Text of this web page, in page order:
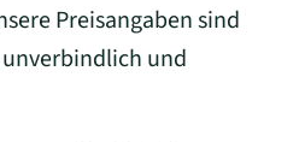
Preisangaben sind
und